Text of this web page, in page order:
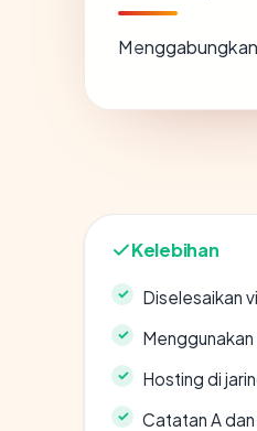
Kelebihan
Diselesaikan
Hosting di
Catatan A